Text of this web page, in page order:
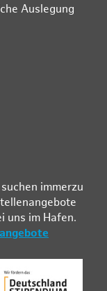
Auslegung
im­mer­zu
uns im Ha­fen.